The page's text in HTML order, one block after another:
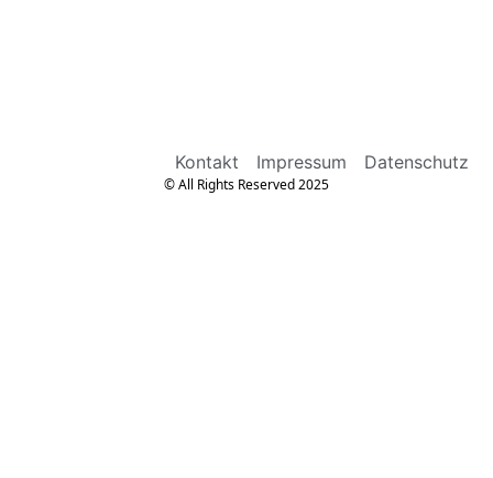
Kontakt Impressum Datenschutz
© All Rights Reserved 2025